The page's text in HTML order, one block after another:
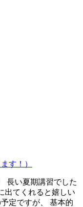
す！）
長い夏期講習でした
出てくれると嬉しい
定ですが、 基本的